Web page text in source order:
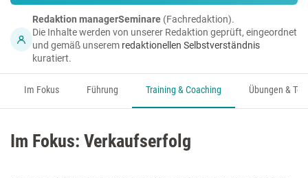
Redaktion managerSeminare (Fachredaktion).
Die Inhalte werden von unserer Redaktion geprüft, eingeordnet
und gemäß unserem redaktionellen Selbstverständnis
kuratiert.
Im Fokus Führung Training & Coaching Übungen &
Im Fokus: Verkaufserfolg